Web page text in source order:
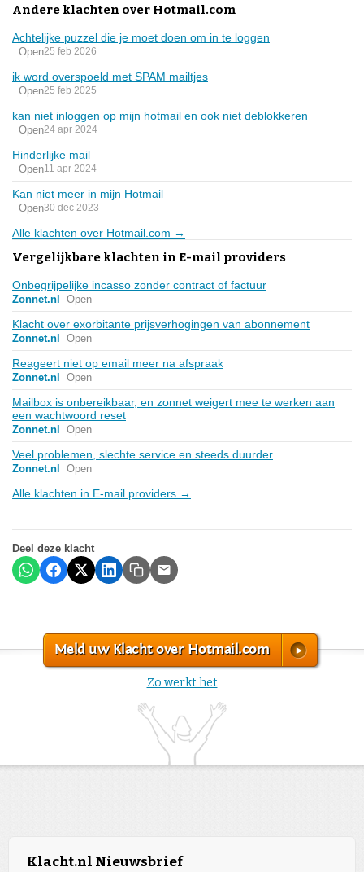
Andere klachten over Hotmail.com
Achtelijke puzzel die je moet doen om in te loggen
Open25 feb 2026
ik word overspoeld met SPAM mailtjes
Open25 feb 2025
kan niet inloggen op mijn hotmail en ook niet deblokkeren
Open24 apr 2024
Hinderlijke mail
Open11 apr 2024
Kan niet meer in mijn Hotmail
Open30 dec 2023
Alle klachten over Hotmail.com →
Vergelijkbare klachten in E-mail providers
Onbegrijpelijke incasso zonder contract of factuur
Zonnet.nl Open
Klacht over exorbitante prijsverhogingen van abonnement
Zonnet.nl Open
Reageert niet op email meer na afspraak
Zonnet.nl Open
Mailbox is onbereikbaar, en zonnet weigert mee te werken aan
een wachtwoord reset
Zonnet.nl Open
Veel problemen, slechte service en steeds duurder
Zonnet.nl Open
Alle klachten in E-mail providers →
Deel deze klacht
Meld uw Klacht over Hotmail.com
Zo werkt het
Klacht.nl Nieuwsbrief